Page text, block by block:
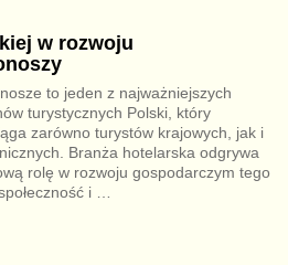
w rozwoju
to jeden z najważniejszych
turystycznych Polski, który
zarówno turystów krajowych, jak i
Branża hotelarska odgrywa
rolę w rozwoju gospodarczym tego
i